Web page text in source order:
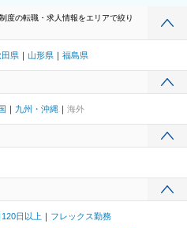
度の転職・求人情報をエリアで絞り
田県 山形県 福島県
九州・沖縄 海外
日以上
フレックス勤務